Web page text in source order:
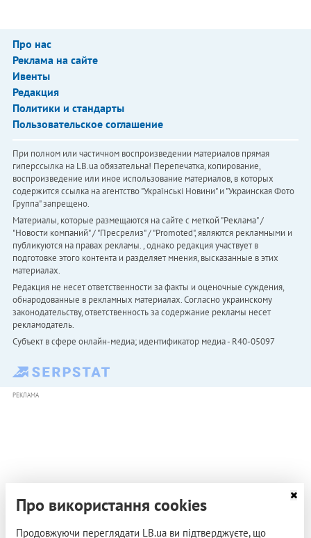
Про нас
Реклама на сайте
Ивенты
Редакция
Политики и стандарты
Пользовательское соглашение
При полном или частичном воспроизведении материалов прямая
гиперссылка на LB.ua обязательна! Перепечатка, копирование,
воспроизведение или иное использование материалов, в которых
содержится ссылка на агентство "Українськi Новини" и "Украинская Фото
Группа" запрещено.
Материалы, которые размещаются на сайте с меткой "Реклама" /
"Новости компаний" / "Пресрелиз" / "Promoted", являются рекламными и
публикуются на правах рекламы. , однако редакция участвует в
подготовке этого контента и разделяет мнения, высказанные в этих
материалах.
Редакция не несет ответственности за факты и оценочные суждения,
обнародованные в рекламных материалах. Согласно украинскому
законодательству, ответственность за содержание рекламы несет
рекламодатель.
Субъект в сфере онлайн-медиа; идентификатор медиа - R40-05097
РЕКЛАМА
Про використання cookies
Продовжуючи переглядати LB.ua ви підтверджуєте, що